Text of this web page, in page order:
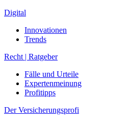
Digital
Innovationen
Trends
Recht | Ratgeber
Fälle und Urteile
Expertenmeinung
Profitipps
Der Versicherungsprofi